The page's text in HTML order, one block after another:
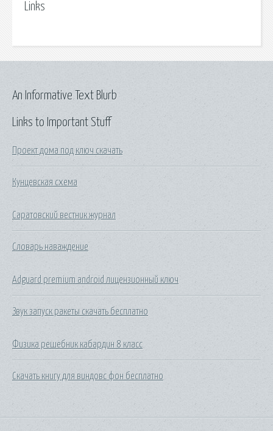
Links
Links to Important Stuff
Проект дома под ключ скачать
Кунцевская схема
Саратовский вестник журнал
Словарь наваждение
Adguard premium android лицензионный ключ
Звук запуск ракеты скачать бесплатно
Физика решебник кабардин 8 класс
Скачать книгу для виндовс фон бесплатно
An Informative Text Blurb